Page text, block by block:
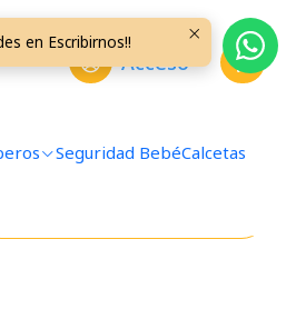
Acceso
Seguridad BebéCalcetas
en Escribirnos!!